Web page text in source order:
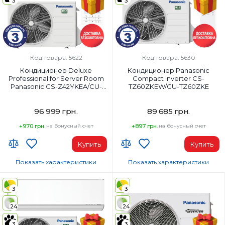
18000
Класс энергопотребления (охлаждение):
A+++
Цвет внутреннего блока:
24000
Класс энергопотребления
A++
Цвет внутреннего блока:
Код товара: 5622
Кондиционер Deluxe
Professional for Server Room
Panasonic CS-Z42YKEA/CU-
96 999 грн.
+970 грн. на бонусный счет
Купить
Wi-Fi модуль:
Wi-Fi (встроенный)
Площадь помещения, м²:
42
Мощность, BTU:
Показать характеристики
Код товара: 5630
Кондиционер Panasonic
Compact Inverter CS-
TZ60ZKEW/CU-TZ60ZKE
89 685 грн.
+897 грн. на бонусный счет
Купить
Wi-Fi модуль:
Wi-Fi (встроенный)
Площадь помещения, м²:
65
Мощность, BTU:
Показать характеристики
3
24
3
24